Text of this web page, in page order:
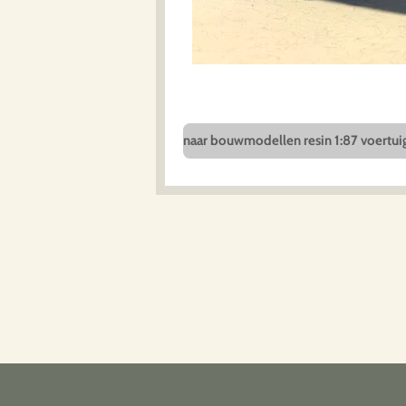
naar bouwmodellen resin 1:87